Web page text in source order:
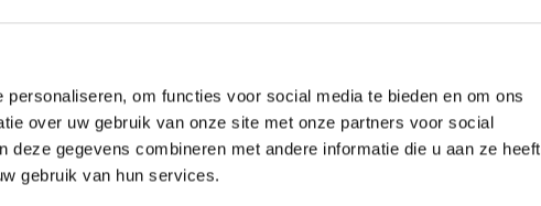
om functies voor social media te bieden en om ons
over uw gebruik van onze site met onze partners voor social
gegevens combineren met andere informatie die u aan ze heeft
gebruik van hun services.